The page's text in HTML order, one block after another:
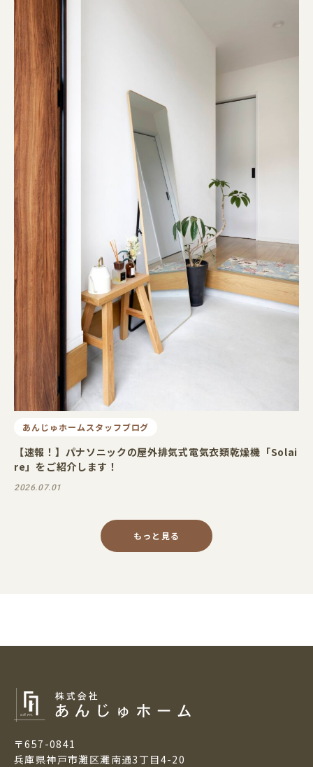
あんじゅホームスタッフブログ
【速報！】パナソニックの屋外排気式電気衣類乾燥機「Solai
re」をご紹介します！
2026.07.01
もっと見る
〒657-0841
兵庫県神戸市灘区灘南通3丁目4-20